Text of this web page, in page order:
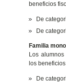
beneficios
De
De
Familia
Los
los
De